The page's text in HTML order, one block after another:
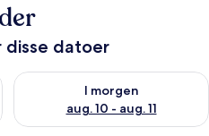
datoer
9 - aug. 10
I morgen
aug. 10 - aug. 11
Tjek tilgængelighed for i